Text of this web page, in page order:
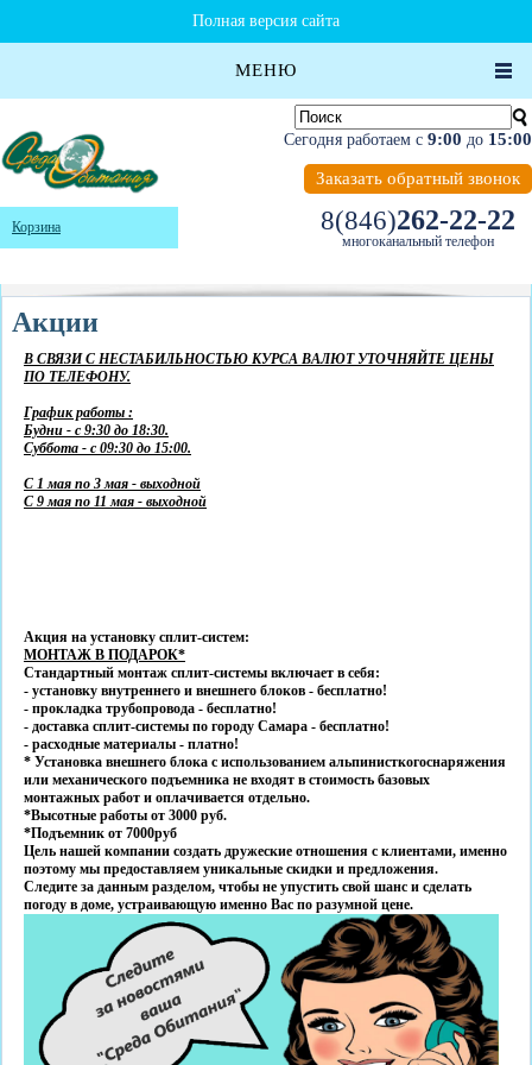
Полная версия сайта
МЕНЮ
Сегодня работаем с 9:00 до 15:00
Заказать обратный звонок
8(846)262-22-22
многоканальный телефон
Корзина
Акции
В СВЯЗИ С НЕСТАБИЛЬНОСТЬЮ КУРСА ВАЛЮТ УТОЧНЯЙТЕ ЦЕНЫ
ПО ТЕЛЕФОНУ.
График работы :
Будни - с 9:30 до 18:30.
Суббота - с 09:30 до 15:00.
С 1 мая по 3 мая - выходной
С 9 мая по 11 мая - выходной
Акция на установку сплит-систем:
МОНТАЖ В ПОДАРОК*
Стандартный монтаж сплит-системы включает в себя:
- установку внутреннего и внешнего блоков - бесплатно!
- прокладка трубопровода - бесплатно!
- доставка сплит-системы по городу Самара - бесплатно!
- расходные материалы - платно!
* Установка внешнего блока с использованием альпинисткогоснаряжения
или механического подъемника не входят в стоимость базовых
монтажных работ и оплачивается отдельно.
*Высотные работы от 3000 руб.
*Подъемник от 7000руб
Цель нашей компании создать дружеские отношения с клиентами, именно
поэтому мы предоставляем уникальные скидки и предложения.
Следите за данным разделом, чтобы не упустить свой шанс и сделать
погоду в доме, устраивающую именно Вас по разумной цене.